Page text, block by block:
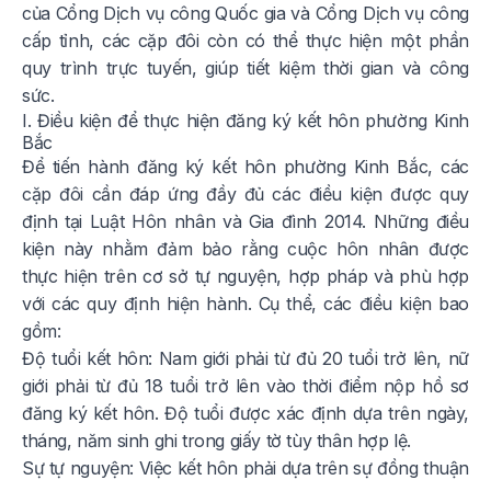
của Cổng Dịch vụ công Quốc gia và Cổng Dịch vụ công
cấp tỉnh, các cặp đôi còn có thể thực hiện một phần
quy trình trực tuyến, giúp tiết kiệm thời gian và công
sức.
I. Điều kiện để thực hiện đăng ký kết hôn phường Kinh
Bắc
Để tiến hành đăng ký kết hôn phường Kinh Bắc, các
cặp đôi cần đáp ứng đầy đủ các điều kiện được quy
định tại Luật Hôn nhân và Gia đình 2014. Những điều
kiện này nhằm đảm bảo rằng cuộc hôn nhân được
thực hiện trên cơ sở tự nguyện, hợp pháp và phù hợp
với các quy định hiện hành. Cụ thể, các điều kiện bao
gồm:
Độ tuổi kết hôn: Nam giới phải từ đủ 20 tuổi trở lên, nữ
giới phải từ đủ 18 tuổi trở lên vào thời điểm nộp hồ sơ
đăng ký kết hôn. Độ tuổi được xác định dựa trên ngày,
tháng, năm sinh ghi trong giấy tờ tùy thân hợp lệ.
Sự tự nguyện: Việc kết hôn phải dựa trên sự đồng thuận